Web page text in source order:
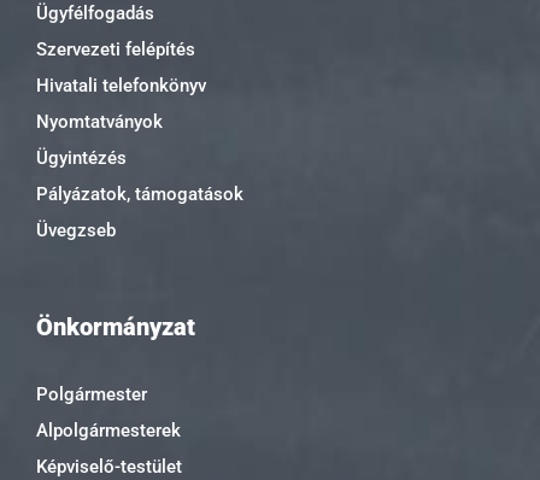
Ügyfélfogadás
Szervezeti felépítés
Hivatali telefonkönyv
Nyomtatványok
Ügyintézés
Pályázatok, támogatások
Üvegzseb
Önkormányzat
Polgármester
Alpolgármesterek
Képviselő-testület